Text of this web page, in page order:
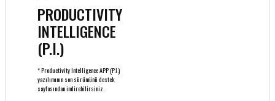
PRODUCTIVITY
INTELLIGENCE
(P.I.)
* Productivity Intelligence APP (P.I.)
yazılımının son sürümünü destek
sayfasından indirebilirsiniz.